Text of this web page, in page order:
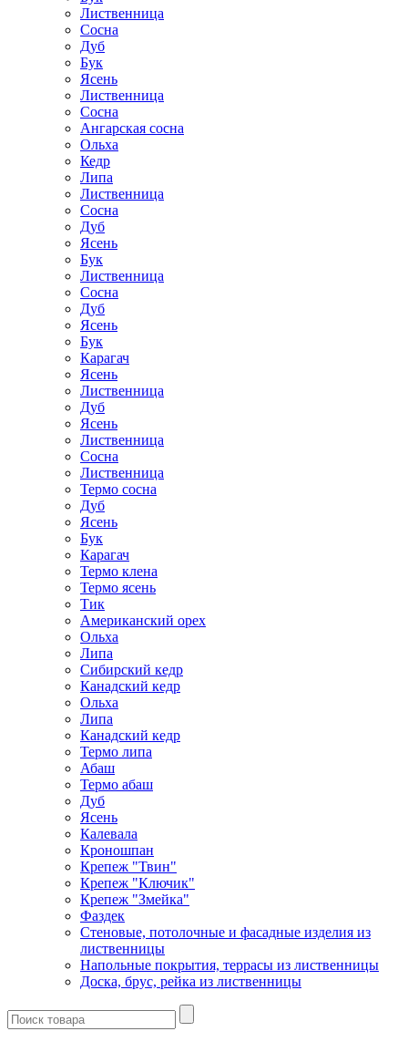
Лиственница
Сосна
Дуб
Бук
Ясень
Лиственница
Сосна
Ангарская сосна
Ольха
Кедр
Липа
Лиственница
Сосна
Дуб
Ясень
Бук
Лиственница
Сосна
Дуб
Ясень
Бук
Карагач
Ясень
Лиственница
Дуб
Ясень
Лиственница
Сосна
Лиственница
Термо сосна
Дуб
Ясень
Бук
Карагач
Термо клена
Термо ясень
Тик
Американский орех
Ольха
Липа
Сибирский кедр
Канадский кедр
Ольха
Липа
Канадский кедр
Термо липа
Абаш
Термо абаш
Дуб
Ясень
Калевала
Кроношпан
Крепеж "Твин"
Крепеж "Ключик"
Крепеж "Змейка"
Фаздек
Стеновые, потолочные и фасадные изделия из
лиственницы
Напольные покрытия, террасы из лиственницы
Доска, брус, рейка из лиственницы